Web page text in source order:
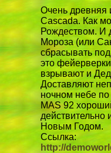
Очень древняя
Cascada. Как
Рождеством. И
Мороза (или
сбрасывать
это
взрывают и
Доставляют
ночном небе по
MAS 92
действительно
Новым Годом.
Ссылка:
http://